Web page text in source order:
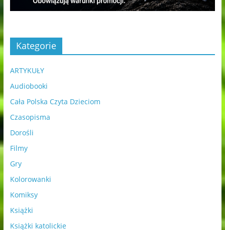
Kategorie
ARTYKUŁY
Audiobooki
Cała Polska Czyta Dzieciom
Czasopisma
Dorośli
Filmy
Gry
Kolorowanki
Komiksy
Książki
Książki katolickie